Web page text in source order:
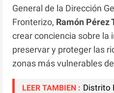
General de la Dirección
Fronterizo, Ramón Pérez
crear conciencia sobre la
preservar y proteger las
zonas más vulnerables
LEER TAMBIEN : Distrito